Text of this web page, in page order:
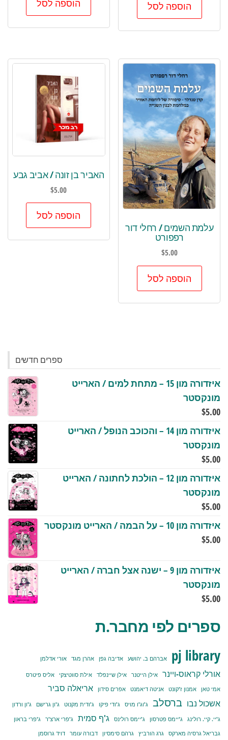
הוספה לסל הוספה לסל
עלמת השמים / רחלי דור
רפפורט
$5.00
הוספה לסל
האביר בן זונה / אביב גבע
$5.00
הוספה לסל
ספרים חדשים
איזדורה מון 15 – מתחת למים / הארייט
מונקסטר
$5.00
איזדורה מון 14 – והכוכב הנופל / הארייט
מונקסטר
$5.00
איזדורה מון 12 – הולכת לחתונה / הארייט
מונקסטר
$5.00
איזדורה מון 10 – על הבמה / הארייט מונקסטר
$5.00
איזדורה מון 9 – ישנה אצל חברה / הארייט
מונקסטר
$5.00
ספרים לפי מחבר.ת
pj library אברהם ב. יהושע אדיבה גפן אהרן מגד אורי אדלמן
אורלי קראוס-ויינר אילן הייטנר אילן שיינפלד אילת סווטיצקי
אליס פיטרס
אמי טאן
אמנון ז'קונט אניטה דיאמנט אפרים סידון
אריאלה סביר
אשכול נבו ברסלב ג'וג'ו מויס ג'ודי פיקו ג'ודית מקנוט ג'ון גרישם ג'ון ורדון
ג'יי. קיי. רולינג ג'יימס פטרסון ג'יימס רולינס ג'ף סמית ג'פרי ארצ'ר
ג'פרי בראון
גבריאל גרסיה מארקס
גרג הורביץ גרהם סימסיון דבורה עומר דויד גרוסמן